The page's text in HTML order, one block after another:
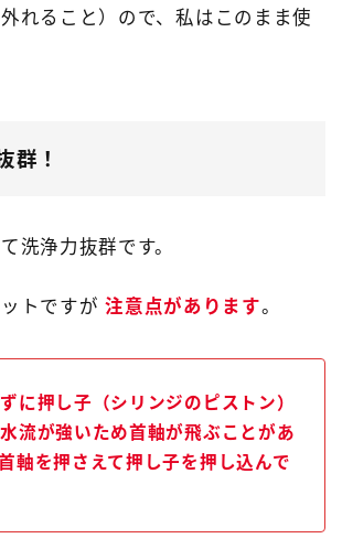
れること）ので、私はこのまま使
群！
洗浄力抜群です。
トですが注意点があります。
に押し子（シリンジのピストン）
流が強いため首軸が飛ぶことがあ
軸を押さえて押し子を押し込んで